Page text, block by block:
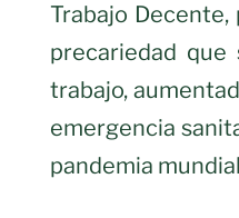
Trabajo
precariedad
trabajo,
emergencia
pandemia